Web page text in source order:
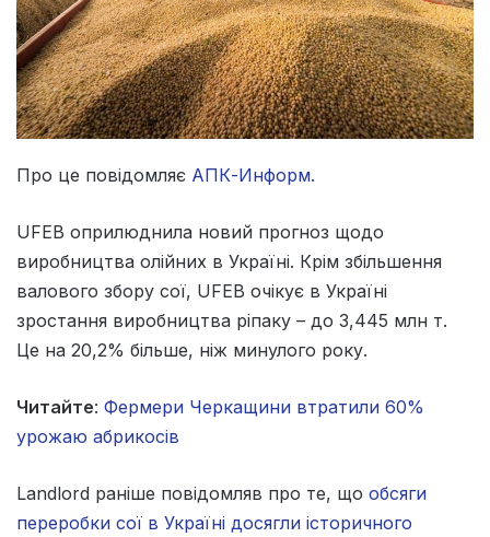
Про це повідомляє АПК-Информ.
UFEB оприлюднила новий прогноз щодо
виробництва олійних в Україні. Крім збільшення
валового збору сої, UFEB очікує в Україні
зростання виробництва ріпаку – до 3,445 млн т.
Це на 20,2% більше, ніж минулого року.
Читайте: Фермери Черкащини втратили 60%
урожаю абрикосів
Landlord раніше повідомляв про те, що обсяги
переробки сої в Україні досягли історичного